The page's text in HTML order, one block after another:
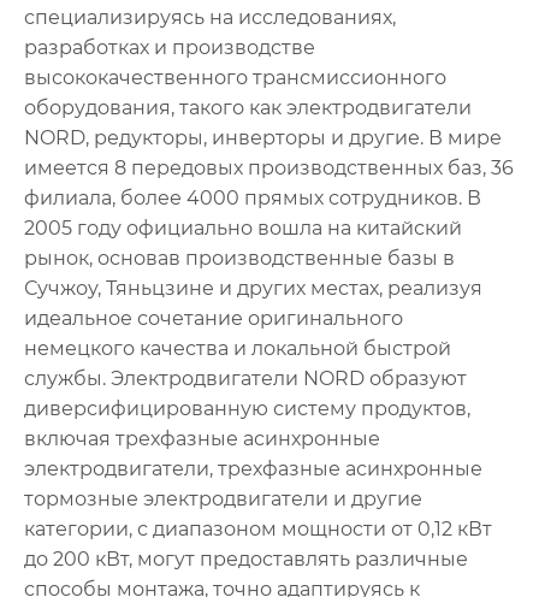
специализируясь на исследованиях,
разработках и производстве
высококачественного трансмиссионного
оборудования, такого как электродвигатели
NORD, редукторы, инверторы и другие. В мире
имеется 8 передовых производственных баз, 36
филиала, более 4000 прямых сотрудников. В
2005 году официально вошла на китайский
рынок, основав производственные базы в
Сучжоу, Тяньцзине и других местах, реализуя
идеальное сочетание оригинального
немецкого качества и локальной быстрой
службы. Электродвигатели NORD образуют
диверсифицированную систему продуктов,
включая трехфазные асинхронные
электродвигатели, трехфазные асинхронные
тормозные электродвигатели и другие
категории, с диапазоном мощности от 0,12 кВт
до 200 кВт, могут предоставлять различные
способы монтажа, точно адаптируясь к